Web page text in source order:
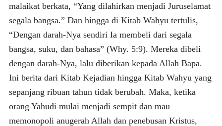
malaikat berkata, “Yang dilahirkan menjadi Juruselamat
segala bangsa.” Dan hingga di Kitab Wahyu tertulis,
“Dengan darah-Nya sendiri Ia membeli dari segala
bangsa, suku, dan bahasa” (Why. 5:9). Mereka dibeli
dengan darah-Nya, lalu diberikan kepada Allah Bapa.
Ini berita dari Kitab Kejadian hingga Kitab Wahyu yang
sepanjang ribuan tahun tidak berubah. Maka, ketika
orang Yahudi mulai menjadi sempit dan mau
memonopoli anugerah Allah dan penebusan Kristus,